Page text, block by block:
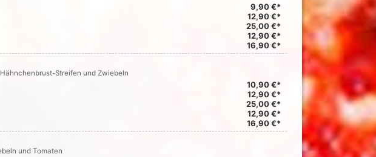
9,90 €*
12,90 €*
25,00 €*
12,90 €*
16,90 €*
Streifen und Zwiebeln
10,90 €*
12,90 €*
25,00 €*
12,90 €*
16,90 €*
und Tomaten